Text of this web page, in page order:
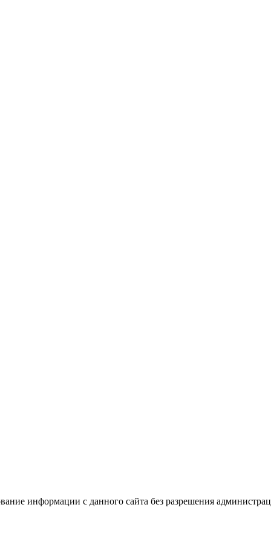
информации с данного сайта без разрешения